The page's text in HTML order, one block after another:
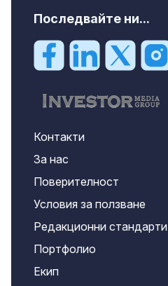
Последвайте ни...
Контакти
За нас
Поверителност
Условия за ползване
Редакционни стандарти
Портфолио
Екип